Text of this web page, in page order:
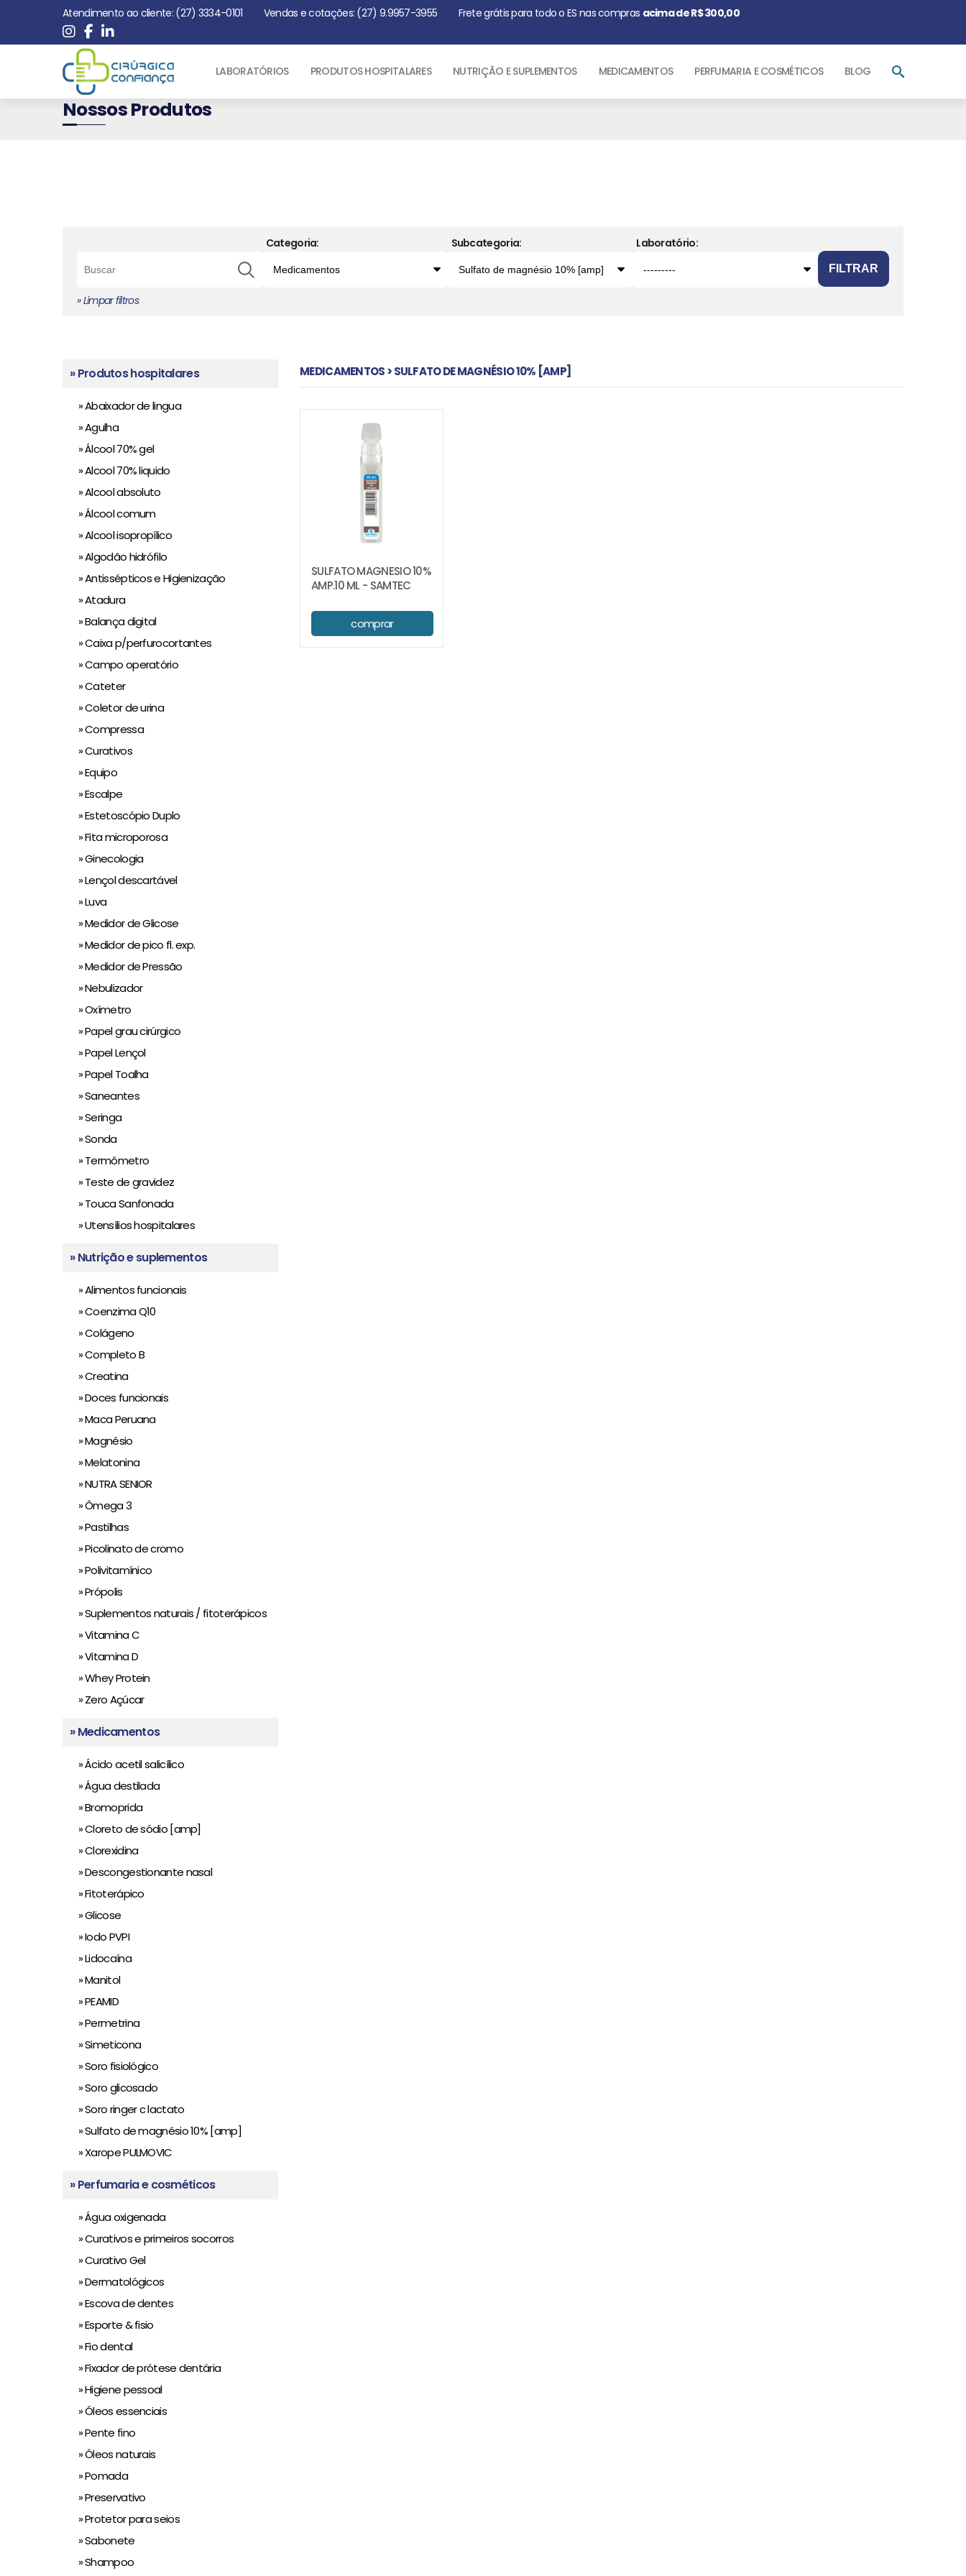
Atendimento ao cliente: (27) 3334-0101 Vendas e cotações: (27) 9.9957-3955 Frete grátis para todo o ES nas compras acima de R$ 300,00
LABORATÓRIOS PRODUTOS HOSPITALARES NUTRIÇÃO E SUPLEMENTOS MEDICAMENTOS PERFUMARIA E COSMÉTICOS BLOG
Nossos Produtos
Categoria: Subcategoria: Laboratório:
FILTRAR
» Limpar filtros
» Produtos hospitalares
» Abaixador de lingua
» Agulha
» Álcool 70% gel
» Alcool 70% liquido
» Alcool absoluto
» Álcool comum
» Alcool isopropílico
» Algodão hidrófilo
» Antissépticos e Higienização
» Atadura
» Balança digital
» Caixa p/perfurocortantes
» Campo operatório
» Cateter
» Coletor de urina
» Compressa
» Curativos
» Equipo
» Escalpe
» Estetoscópio Duplo
» Fita microporosa
» Ginecologia
» Lençol descartável
» Luva
» Medidor de Glicose
» Medidor de pico fl. exp.
» Medidor de Pressão
» Nebulizador
» Oxímetro
» Papel grau cirúrgico
» Papel Lençol
» Papel Toalha
» Saneantes
» Seringa
» Sonda
» Termômetro
» Teste de gravidez
» Touca Sanfonada
» Utensílios hospitalares
» Nutrição e suplementos
» Alimentos funcionais
» Coenzima Q10
» Colágeno
» Completo B
» Creatina
» Doces funcionais
» Maca Peruana
» Magnésio
» Melatonina
» NUTRA SENIOR
» Ômega 3
» Pastilhas
» Picolinato de cromo
» Polivitamínico
» Própolis
» Suplementos naturais / fitoterápicos
» Vitamina C
» Vitamina D
» Whey Protein
» Zero Açúcar
» Medicamentos
» Ácido acetil salicílico
» Água destilada
» Bromoprida
» Cloreto de sódio [amp]
» Clorexidina
» Descongestionante nasal
» Fitoterápico
» Glicose
» Iodo PVPI
» Lidocaína
» Manitol
» PEAMID
» Permetrina
» Simeticona
» Soro fisiológico
» Soro glicosado
» Soro ringer c lactato
» Sulfato de magnésio 10% [amp]
» Xarope PULMOVIC
» Perfumaria e cosméticos
» Água oxigenada
» Curativos e primeiros socorros
» Curativo Gel
» Dermatológicos
» Escova de dentes
» Esporte & fisio
» Fio dental
» Fixador de prótese dentária
» Higiene pessoal
» Óleos essenciais
» Pente fino
» Óleos naturais
» Pomada
» Preservativo
» Protetor para seios
» Sabonete
» Shampoo
MEDICAMENTOS > SULFATO DE MAGNÉSIO 10% [AMP]
SULFATO MAGNESIO 10%
AMP.10 ML - SAMTEC
comprar